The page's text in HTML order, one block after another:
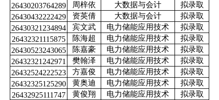
26430203764289
周梓依 大数据与会计
拟录取
26430432222429
资英倩 大数据与会计
拟录取
26430321234894
宾文武 电力储能应用技术
拟录取
26432321115875
陈海超 电力储能应用技术
拟录取
26430523243065
陈嘉豪 电力储能应用技术
拟录取
26432321242971
樊翰泽 电力储能应用技术
拟录取
26432524222523
方嘉俊 电力储能应用技术
拟录取
26432325125290
黄奥迪 电力储能应用技术
拟录取
26432925111747
黄俊翔 电力储能应用技术
拟录取